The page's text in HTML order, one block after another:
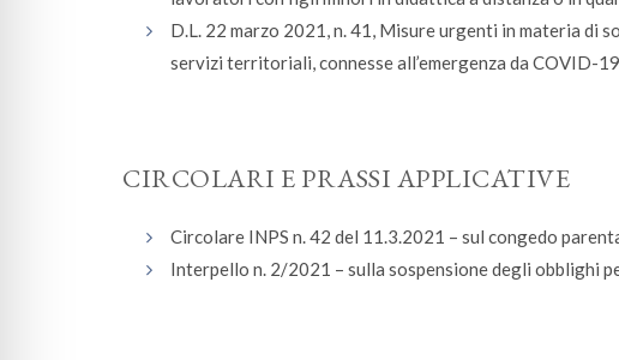
D.L. 22 marzo 2021, n. 41, Misure urgenti in materia di
servizi territoriali, connesse all’emergenza da COVID-19
CIRCOLARI E PRASSI APPLICATIVE
Circolare INPS n. 42 del 11.3.2021 – sul congedo
Interpello n. 2/2021 – sulla sospensione degli obblighi